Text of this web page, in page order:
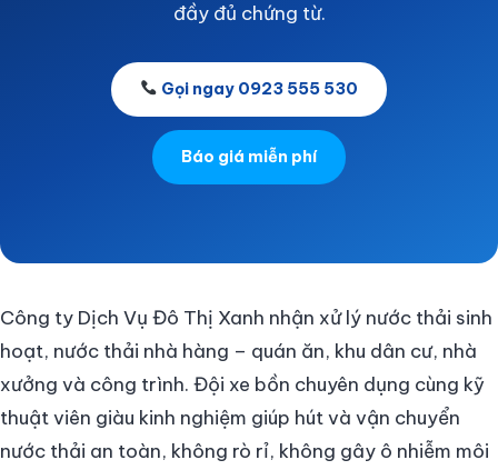
đầy đủ chứng từ.
Gọi ngay 0923 555 530
Báo giá miễn phí
Công ty Dịch Vụ Đô Thị Xanh nhận xử lý nước thải sinh
hoạt, nước thải nhà hàng – quán ăn, khu dân cư, nhà
xưởng và công trình. Đội xe bồn chuyên dụng cùng kỹ
thuật viên giàu kinh nghiệm giúp hút và vận chuyển
nước thải an toàn, không rò rỉ, không gây ô nhiễm môi